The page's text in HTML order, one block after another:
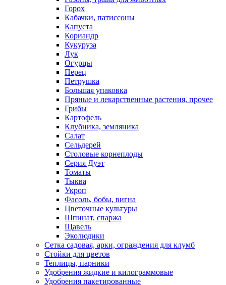
Горох
Кабачки, патиссоны
Капуста
Кориандр
Кукуруза
Лук
Огурцы
Перец
Петрушка
Большая упаковка
Пряные и лекарственные растения, прочее
Грибы
Картофель
Клубника, земляника
Салат
Сельдерей
Столовые корнеплоды
Серия Дуэт
Томаты
Тыква
Укроп
Фасоль, бобы, вигна
Цветочные культуры
Шпинат, спаржа
Щавель
Эколюдики
Сетка садовая, арки, ограждения для клумб
Стойки для цветов
Теплицы, парники
Удобрения жидкие и килограммовые
Удобрения пакетированные